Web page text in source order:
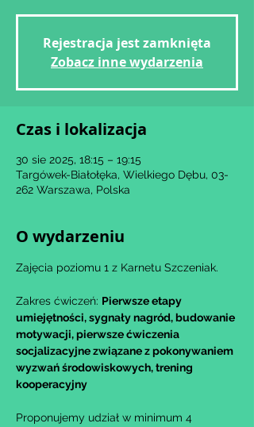
Rejestracja jest zamknięta
Zobacz inne wydarzenia
Czas i lokalizacja
30 sie 2025, 18:15 – 19:15
Targówek-Białołęka, Wielkiego Dębu, 03-
262 Warszawa, Polska
O wydarzeniu
Zajęcia poziomu 1 z Karnetu Szczeniak.
Zakres ćwiczeń: Pierwsze etapy
umiejętności, sygnały nagród, budowanie
motywacji, pierwsze ćwiczenia
socjalizacyjne związane z pokonywaniem
wyzwań środowiskowych, trening
kooperacyjny
Proponujemy udział w minimum 4